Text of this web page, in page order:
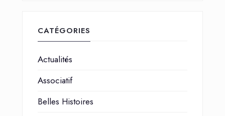
CATÉGORIES
Actualités
Associatif
Belles Histoires